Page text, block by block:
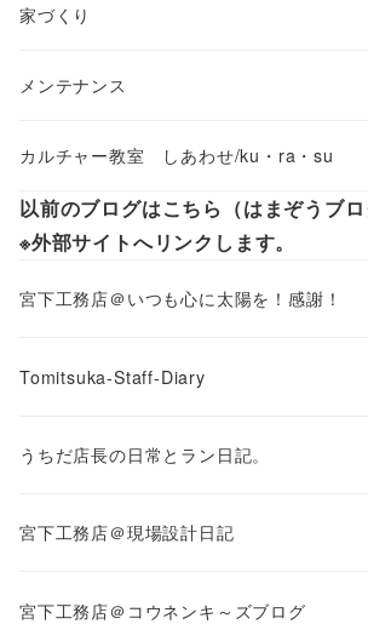
家づくり
メンテナンス
カルチャー教室 しあわせ/ku・ra・su
以前のブログはこちら（はまぞうブロ
※外部サイトへリンクします。
宮下工務店＠いつも心に太陽を！感謝！
Tomitsuka-Staff-Diary
うちだ店長の日常とラン日記。
宮下工務店＠現場設計日記
宮下工務店＠コウネンキ～ズブログ